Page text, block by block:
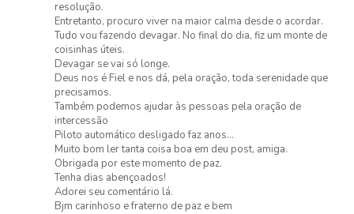
resolução.
Entretanto, procuro viver na maior calma desde o acordar.
Tudo vou fazendo devagar. No final do dia, fiz um monte de
coisinhas úteis.
Devagar se vai só longe.
Deus nos é Fiel e nos dá, pela oração, toda serenidade que
precisamos.
Também podemos ajudar às pessoas pela oração de
intercessão
Piloto automático desligado faz anos...
Muito bom ler tanta coisa boa em deu post, amiga.
Obrigada por este momento de paz.
Tenha dias abençoados!
Adorei seu comentário lá.
Bjm carinhoso e fraterno de paz e bem